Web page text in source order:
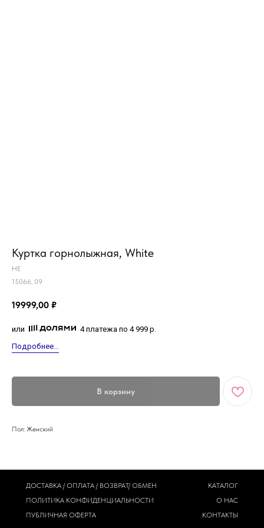
Куртка горнолыжная, White
HE
15066, 09
19999,00 ₽
или
4 платежа по 4 999 р.
Подробнее...
В корзину
Пол: Женский
ДОСТАВКА / ОПЛАТА / ВОЗВРАТ/ ОБМЕН
ПОЛИТИКА КОНФИДЕНЦИАЛЬНОСТИ
ПУБЛИЧНАЯ ОФЕРТА
КАТАЛОГ
О НАС
КОНТАКТЫ